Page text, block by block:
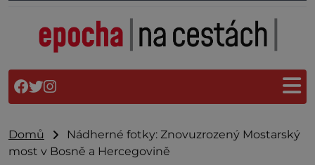
Domů
Nádherné fotky: Znovuzrozený Mostarský
most v Bosně a Hercegovině